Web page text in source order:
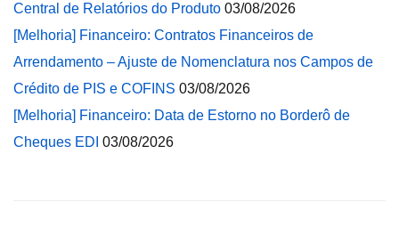
Central de Relatórios do Produto 03/08/2026
[Melhoria] Financeiro: Contratos Financeiros de
Arrendamento – Ajuste de Nomenclatura nos Campos de
Crédito de PIS e COFINS 03/08/2026
[Melhoria] Financeiro: Data de Estorno no Borderô de
Cheques EDI 03/08/2026